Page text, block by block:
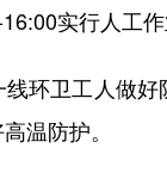
实行人工
卫工人做好
温防护。